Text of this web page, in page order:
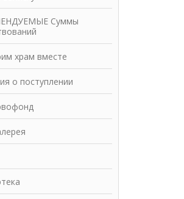
Суммы
храм вместе
о поступлении